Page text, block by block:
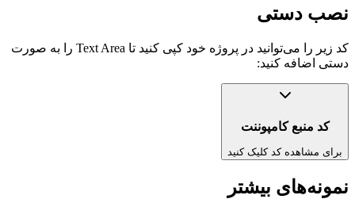
نصب دستی
کد زیر را می‌توانید در پروژه خود کپی کنید تا Text Area را به صورت
دستی اضافه کنید:
کد منبع کامپوننت
برای مشاهده کد کلیک کنید
نمونه‌های بیشتر